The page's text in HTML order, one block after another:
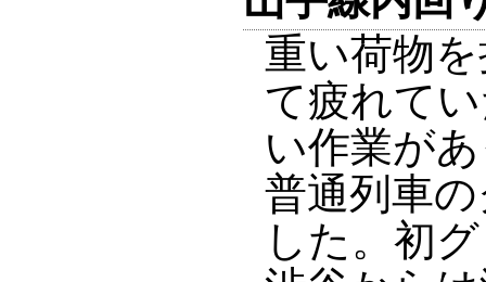
重い荷物
て疲れて
い作業が
普通列車
した。初